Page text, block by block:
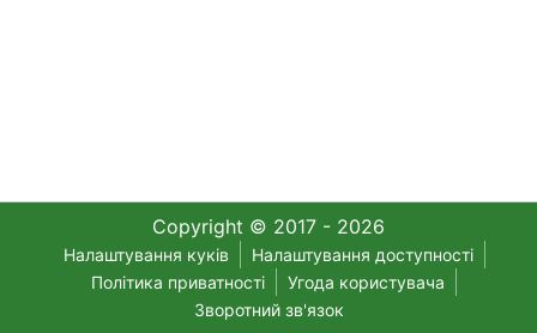
Copyright © 2017 - 2026
Налаштування куків
Налаштування доступності
Політика приватності
Угода користувача
Зворотний зв'язок